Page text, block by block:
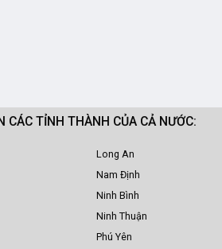
CÁC TỈNH THÀNH CỦA CẢ NƯỚC:
Long An
Nam Định
Ninh Bình
Ninh Thuận
Phú Yên